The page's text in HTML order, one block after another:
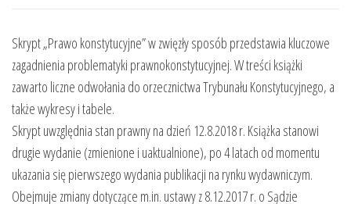
Skrypt „Prawo konstytucyjne” w zwięzły sposób przedstawia kluczowe
zagadnienia problematyki prawnokonstytucyjnej. W treści książki
zawarto liczne odwołania do orzecznictwa Trybunału Konstytucyjnego, a
także wykresy i tabele.
Skrypt uwzględnia stan prawny na dzień 12.8.2018 r. Książka stanowi
drugie wydanie (zmienione i uaktualnione), po 4 latach od momentu
ukazania się pierwszego wydania publikacji na rynku wydawniczym.
Obejmuje zmiany dotyczące m.in. ustawy z 8.12.2017 r. o Sądzie